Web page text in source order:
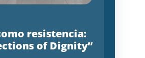
resistencia:
of Dignity”